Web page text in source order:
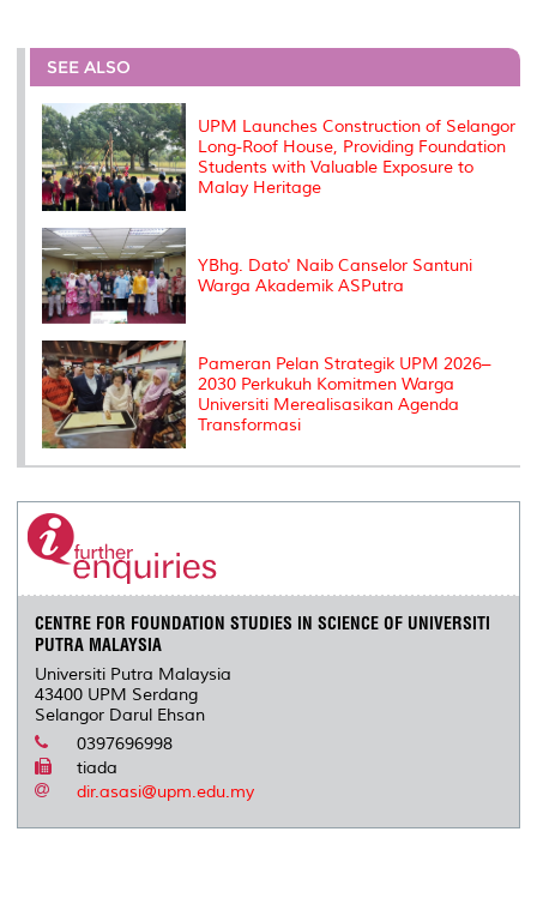
e
b
o
o
k
t
r
e
I
l
L
n
P
e
s
t
SEE ALSO
UPM Launches Construction of Selangor
Long-Roof House, Providing Foundation
Students with Valuable Exposure to
Malay Heritage
YBhg. Dato' Naib Canselor Santuni
Warga Akademik ASPutra
Pameran Pelan Strategik UPM 2026–
2030 Perkukuh Komitmen Warga
Universiti Merealisasikan Agenda
Transformasi
CENTRE FOR FOUNDATION STUDIES IN SCIENCE OF UNIVERSITI
PUTRA MALAYSIA
Universiti Putra Malaysia
43400 UPM Serdang
Selangor Darul Ehsan
0397696998
tiada
dir.asasi@upm.edu.my